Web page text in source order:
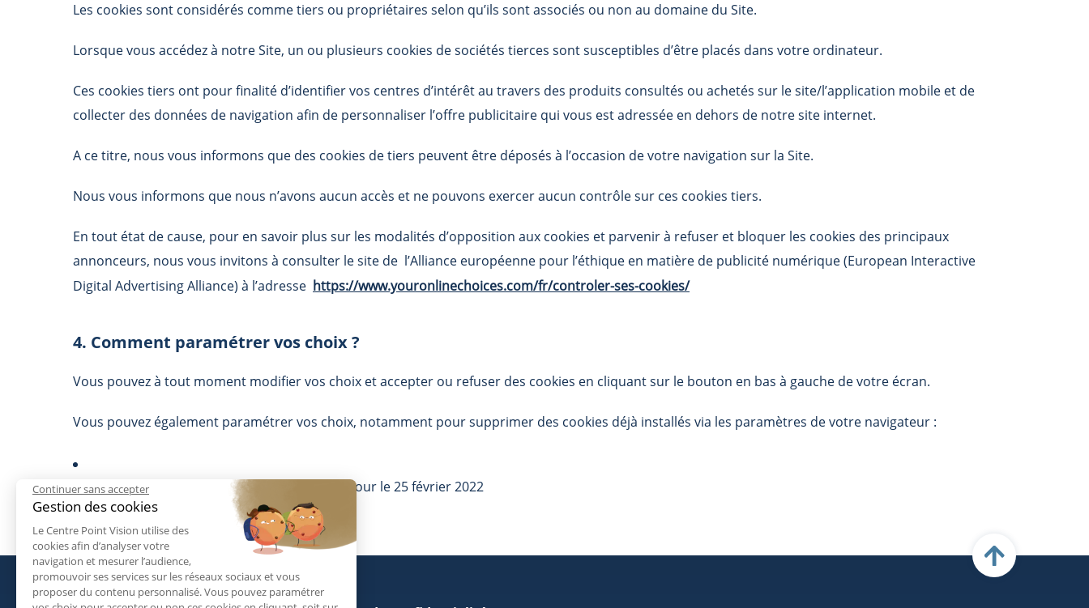
Les cookies sont considérés comme tiers ou propriétaires selon qu’ils sont associés ou non au domaine du Site.
Lorsque vous accédez à notre Site, un ou plusieurs cookies de sociétés tierces sont susceptibles d’être placés dans votre ordinateur.
Ces cookies tiers ont pour finalité d’identifier vos centres d’intérêt au travers des produits consultés ou achetés sur le site/l’application mobile et de
collecter des données de navigation afin de personnaliser l’offre publicitaire qui vous est adressée en dehors de notre site internet.
A ce titre, nous vous informons que des cookies de tiers peuvent être déposés à l’occasion de votre navigation sur la Site.
Nous vous informons que nous n’avons aucun accès et ne pouvons exercer aucun contrôle sur ces cookies tiers.
En tout état de cause, pour en savoir plus sur les modalités d’opposition aux cookies et parvenir à refuser et bloquer les cookies des principaux
annonceurs, nous vous invitons à consulter le site de l’Alliance européenne pour l’éthique en matière de publicité numérique (European Interactive
Digital Advertising Alliance) à l’adresse https://www.youronlinechoices.com/fr/controler-ses-cookies/
4. Comment paramétrer vos choix ?
Vous pouvez à tout moment modifier vos choix et accepter ou refuser des cookies en cliquant sur le bouton en bas à gauche de votre écran.
Vous pouvez également paramétrer vos choix, notamment pour supprimer des cookies déjà installés via les paramètres de votre navigateur :
La présente Politique de Cookies a été mise à jour le 25 février 2022
Continuer sans accepter
Gestion des cookies
Le Centre Point Vision utilise des
cookies afin d’analyser votre
navigation et mesurer l’audience,
promouvoir ses services sur les réseaux sociaux et vous
proposer du contenu personnalisé. Vous pouvez paramétrer